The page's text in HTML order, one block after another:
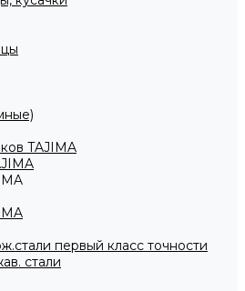
TAJIMA
первый класс точности
стали